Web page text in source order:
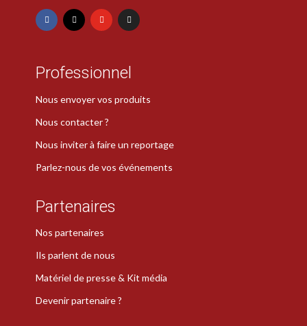
Professionnel
Nous envoyer vos produits
Nous contacter ?
Nous inviter à faire un reportage
Parlez-nous de vos événements
Partenaires
Nos partenaires
Ils parlent de nous
Matériel de presse & Kit média
Devenir partenaire ?